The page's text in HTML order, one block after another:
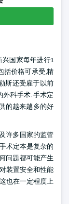
国家每年进行1
括价格可承受,精
斯还受雇于以前
外科手术. 手术定
的越来越多的好
许多国家的监管
术定本是复杂的
问题都可能产生
装置安全和性能
也在一定程度上